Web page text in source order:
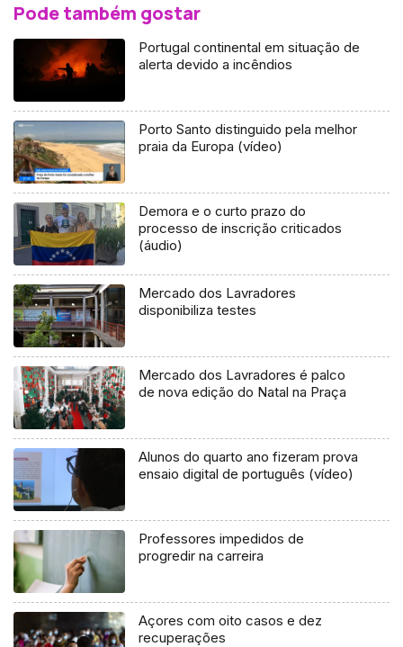
Pode também gostar
Portugal continental em situação de
alerta devido a incêndios
Porto Santo distinguido pela melhor
praia da Europa (vídeo)
Demora e o curto prazo do
processo de inscrição criticados
(áudio)
Mercado dos Lavradores
disponibiliza testes
Mercado dos Lavradores é palco
de nova edição do Natal na Praça
Alunos do quarto ano fizeram prova
ensaio digital de português (vídeo)
Professores impedidos de
progredir na carreira
Açores com oito casos e dez
recuperações